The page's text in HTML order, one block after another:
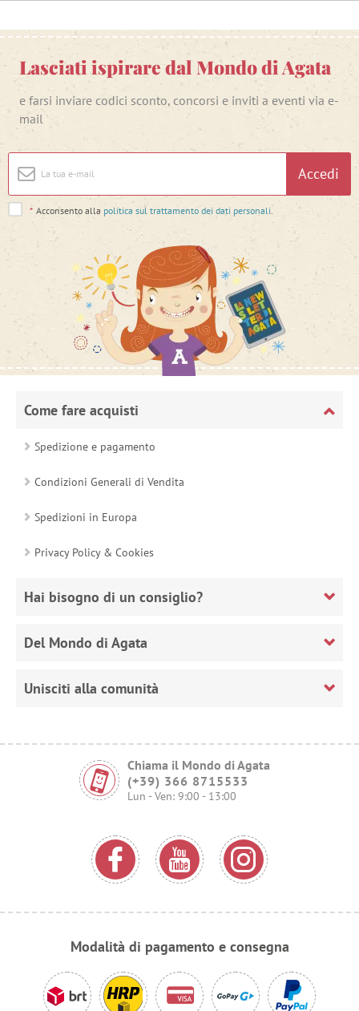
Lasciati ispirare dal Mondo di Agata
e farsi inviare codici sconto, concorsi e inviti a eventi via e-
mail
Accedi
* Acconsento alla politica sul trattamento dei dati personali
Come fare acquisti
Spedizione e pagamento
Condizioni Generali di Vendita
Spedizioni in Europa
Privacy Policy & Cookies
Hai bisogno di un consiglio?
Del Mondo di Agata
Unisciti alla comunità
Chiama il Mondo di Agata
(+39) 366 8715533
Lun - Ven: 9:00 - 13:00
Modalità di pagamento e consegna